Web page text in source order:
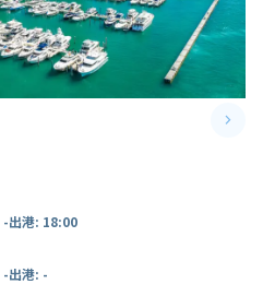
keyboard_arrow_right
-出港: 18:00
-出港: -